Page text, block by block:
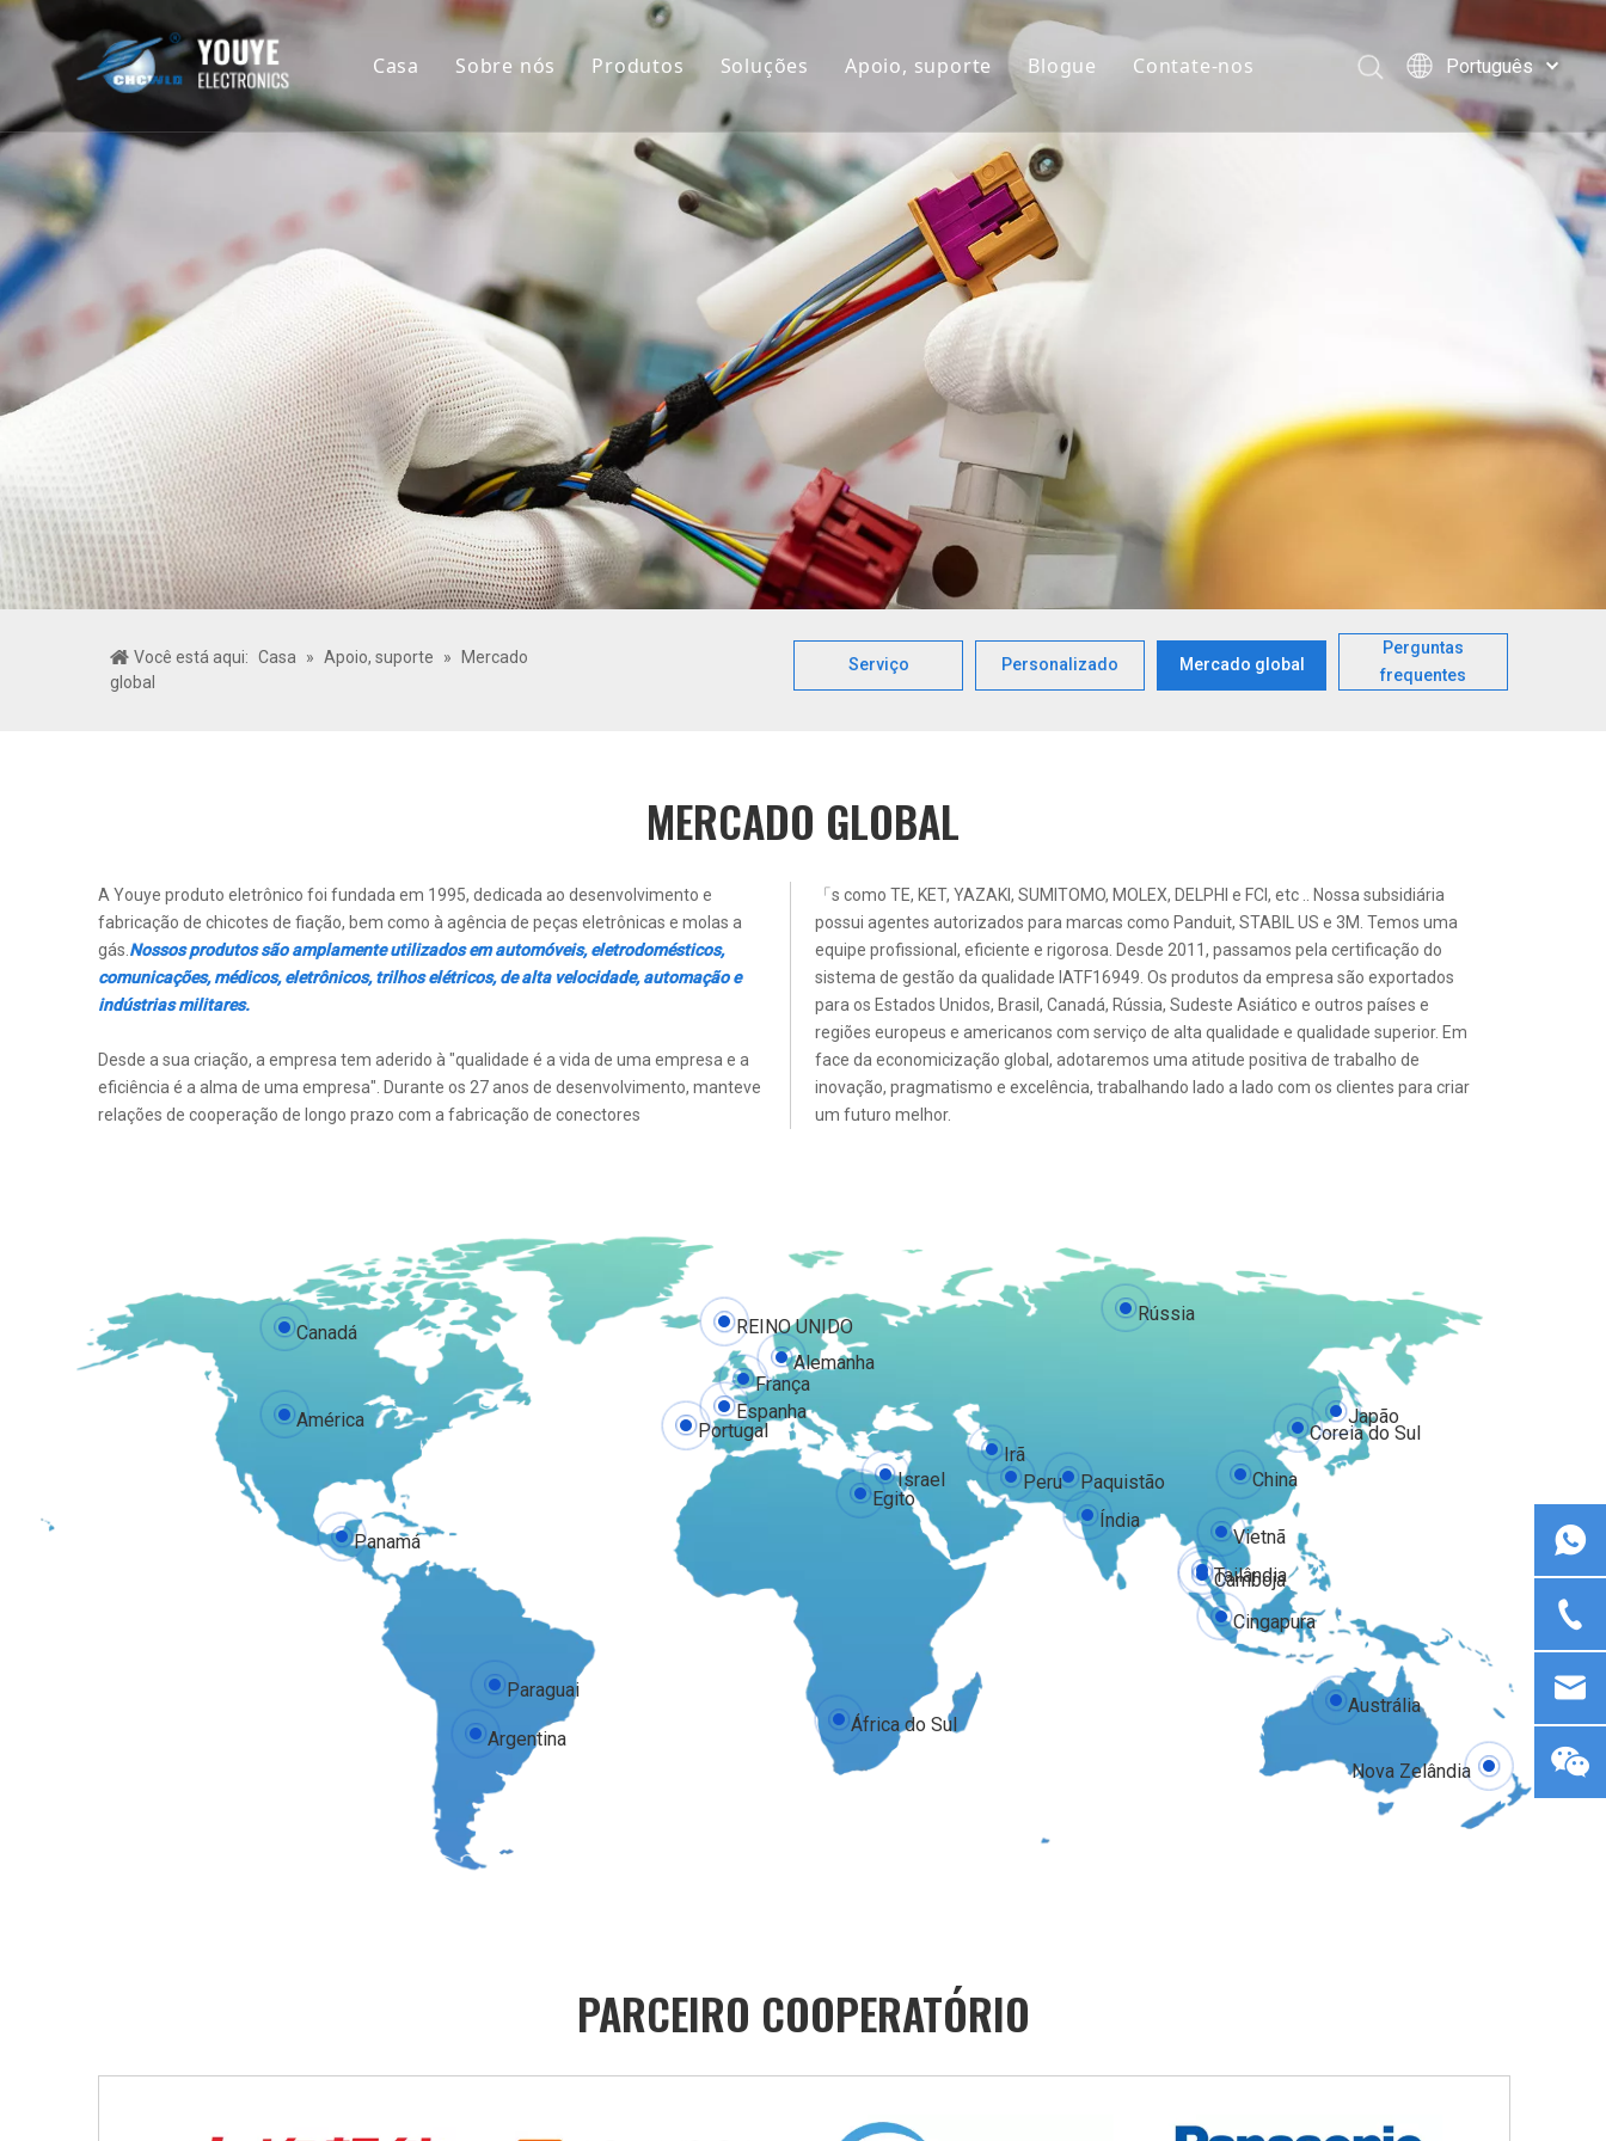
Casa Sobre nós
Histórico e equipes
Prêmios e certificações
Produtos
Chicote de fios
Conectores
Soluções Apoio, suporte
Personalizado
Mercado global
Perguntas frequentes e download
Blogue Contate-nos
Português
English
简体中文
العربية
한국어
Türk dili
Você está aqui: Casa » Apoio, suporte »
Mercado
global
Serviço Personalizado Mercado global
Perguntas
frequentes
MERCADO GLOBAL
A Youye produto eletrônico foi fundada em 1995, dedicada ao desenvolvimento e
fabricação de chicotes de fiação, bem como à agência de peças eletrônicas e molas a
gás. Nossos produtos são amplamente utilizados em automóveis, eletrodomésticos,
comunicações, médicos, eletrônicos, trilhos elétricos, de alta velocidade, automação e
indústrias militares.
Desde a sua criação, a empresa tem aderido à "qualidade é a vida de uma empresa e a
eficiência é a alma de uma empresa". Durante os 27 anos de desenvolvimento, manteve
relações de cooperação de longo prazo com a fabricação de conectores
「s como TE, KET, YAZAKI, SUMITOMO, MOLEX, DELPHI e FCI, etc .. Nossa subsidiária
possui agentes autorizados para marcas como Panduit, STABIL US e 3M. Temos uma
equipe profissional, eficiente e rigorosa. Desde 2011, passamos pela certificação do
sistema de gestão da qualidade IATF16949. Os produtos da empresa são exportados
para os Estados Unidos, Brasil, Canadá, Rússia, Sudeste Asiático e outros países e
regiões europeus e americanos com serviço de alta qualidade e qualidade superior. Em
face da economicização global, adotaremos uma atitude positiva de trabalho de
inovação, pragmatismo e excelência, trabalhando lado a lado com os clientes para criar
um futuro melhor.
China
REINO UNIDO
França
Rússia
Espanha
Portugal
Alemanha
Austrália
Nova Zelândia
América
Canadá
Panamá
Argentina
Paraguai
Vietnã
Coreia do Sul
Japão
Índia
Peru
Irã
Egito
África do Sul
Israel
Camboja
Tailândia
Paquistão
Cingapura
PARCEIRO COOPERATÓRIO